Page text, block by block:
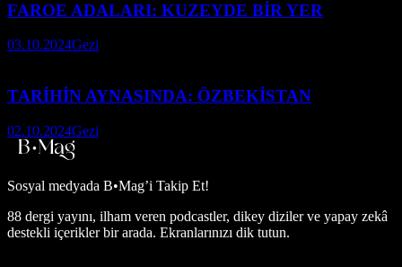
FAROE ADALARI: KUZEYDE BİR YER
03.10.2024Gezi
TARİHİN AYNASINDA: ÖZBEKİSTAN
02.10.2024Gezi
Sosyal medyada B•Mag’i Takip Et!
88 dergi yayını, ilham veren podcastler, dikey diziler ve yapay zekâ
destekli içerikler bir arada. Ekranlarınızı dik tutun.